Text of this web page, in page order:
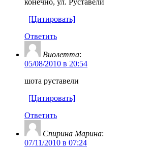
[Цитировать]
Ответить
Виолетта:
05/08/2010 в 20:54
шота руставели
[Цитировать]
Ответить
Спирина Марина:
07/11/2010 в 07:24